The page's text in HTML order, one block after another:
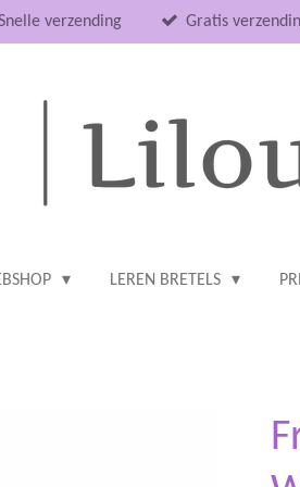
verzending Gratis
LEREN BRETELS